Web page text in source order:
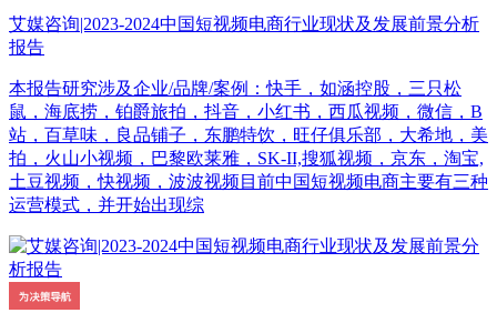
艾媒咨询|2023-2024中国短视频电商行业现状及发展前景分析
报告
本报告研究涉及企业/品牌/案例：快手，如涵控股，三只松
鼠，海底捞，铂爵旅拍，抖音，小红书，西瓜视频，微信，B
站，百草味，良品铺子，东鹏特饮，旺仔俱乐部，大希地，美
拍，火山小视频，巴黎欧莱雅，SK-II,搜狐视频，京东，淘宝,
土豆视频，快视频，波波视频目前中国短视频电商主要有三种
运营模式，并开始出现综